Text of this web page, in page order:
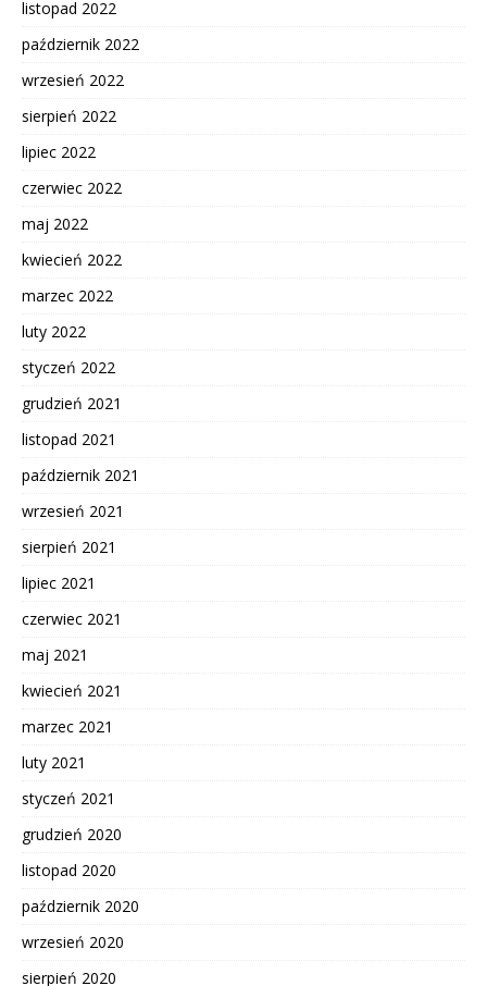
listopad 2022
październik 2022
wrzesień 2022
sierpień 2022
lipiec 2022
czerwiec 2022
maj 2022
kwiecień 2022
marzec 2022
luty 2022
styczeń 2022
grudzień 2021
listopad 2021
październik 2021
wrzesień 2021
sierpień 2021
lipiec 2021
czerwiec 2021
maj 2021
kwiecień 2021
marzec 2021
luty 2021
styczeń 2021
grudzień 2020
listopad 2020
październik 2020
wrzesień 2020
sierpień 2020